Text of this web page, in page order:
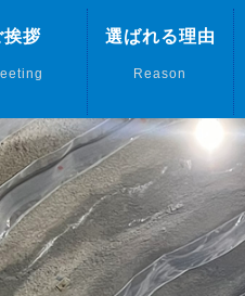
挨拶 選ばれる理由
Reason